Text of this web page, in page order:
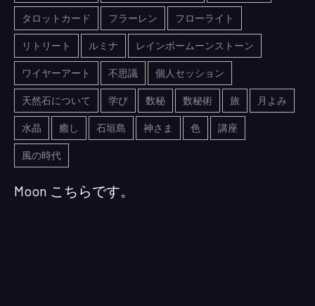
タロットカード フラーレン フローライト
リトリート ルミナ レインボームーンストーン
ワイヤーアート 不思議 個人セッション
天然石について 学び 数秘 数秘術 旅 月よみ
水晶 癒し 石垣島 神さま 色 講座
風の時代
Moon こちらです。